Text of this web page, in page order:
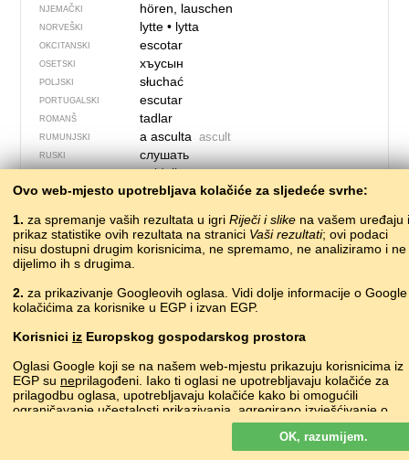
NJEMAČKI hören, lauschen
NORVEŠKI lytte• lytta
OKCITANSKI escotar
OSETSKI хъусын
POLJSKI słuchać
PORTUGALSKI escutar
ROMANŠ tadlar
RUMUNJSKI a asculta ascult
RUSKI слушать
guldalit
ŠKOTSKI GAELSKI ?
SLOVENSKI poslušati
ŠPANJOLSKI escuchar
SRPSKI
TADŽIČKI ?
TATARSKI тыңлау•tıñlaw
dinlemek
UDMURTSKI ?
UKRAJINSKI слухати
Ovo web-mjesto upotrebljava kolačiće za sljedeće svrhe:
1. za spremanje vaših rezultata u igri Riječi i slike na vašem uređaju i
prikaz statistike ovih rezultata na stranici Vaši rezultati; ovi podaci
nisu dostupni drugim korisnicima, ne spremamo, ne analiziramo i ne
dijelimo ih s drugima.
2. za prikazivanje Googleovih oglasa. Vidi dolje informacije o Google
kolačićima za korisnike u EGP i izvan EGP.
Korisnici iz Europskog gospodarskog prostora
Oglasi Google koji se na našem web-mjestu prikazuju korisnicima iz
EGP su neprilagođeni. Iako ti oglasi ne upotrebljavaju kolačiće za
prilagodbu oglasa, upotrebljavaju kolačiće kako bi omogućili
ograničavanje učestalosti prikazivanja, agregirano izvješćivanje o
oglasima i za borbu protiv prevara i zloupotrebe.
OK, razumijem.